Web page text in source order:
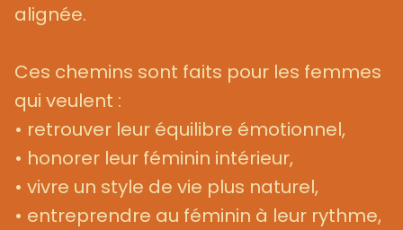
alignée.
Ces chemins sont faits pour les femmes
qui veulent :
• retrouver leur équilibre émotionnel,
• honorer leur féminin intérieur,
• vivre un style de vie plus naturel,
• entreprendre au féminin à leur rythme,